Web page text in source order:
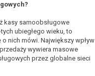
kasy samoobsługowe
ubiegłego wieku, to
nich mówi. Największy wpływ
wywiera masowe
przez globalne sieci